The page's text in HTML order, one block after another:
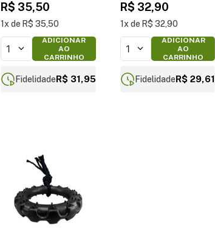
R$ 35,50
1 R$ 35,50
1
ADICIONAR
AO
CARRINHO
FidelidadeR$ 31,95
R$ 32,90
1 R$ 32,90
1
ADICIONAR
AO
CARRINHO
FidelidadeR$ 29,61